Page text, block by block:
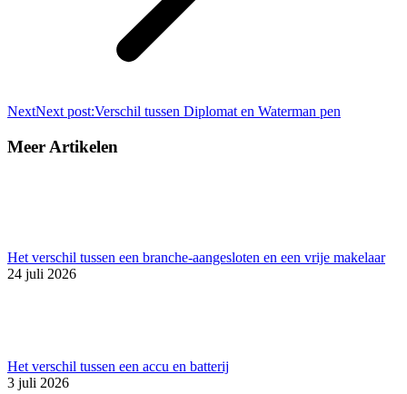
NextNext post:Verschil tussen Diplomat en Waterman pen
Meer Artikelen
Het verschil tussen een branche-aangesloten en een vrije makelaar
24 juli 2026
Het verschil tussen een accu en batterij
3 juli 2026